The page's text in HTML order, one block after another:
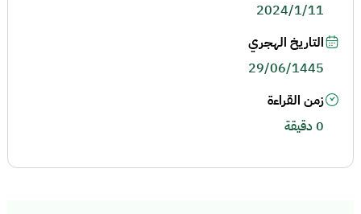
2024/1/11
التاريخ الهجري
29/06/1445
زمن القراءة
0 دقيقة